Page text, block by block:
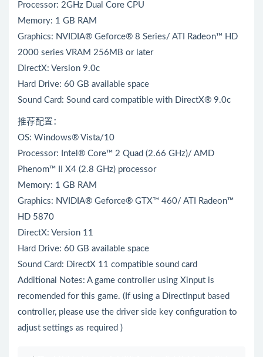
Processor: 2GHz Dual Core CPU
Memory: 1 GB RAM
Graphics: NVIDIA® Geforce® 8 Series/ ATI Radeon™ HD
2000 series VRAM 256MB or later
DirectX: Version 9.0c
Hard Drive: 60 GB available space
Sound Card: Sound card compatible with DirectX® 9.0c
推荐配置：
OS: Windows® Vista/10
Processor: Intel® Core™ 2 Quad (2.66 GHz)/ AMD
Phenom™ II X4 (2.8 GHz) processor
Memory: 1 GB RAM
Graphics: NVIDIA® Geforce® GTX™ 460/ ATI Radeon™
HD 5870
DirectX: Version 11
Hard Drive: 60 GB available space
Sound Card: DirectX 11 compatible sound card
Additional Notes: A game controller using Xinput is
recomended for this game. (If using a DirectInput based
controller, please use the driver side key configuration to
adjust settings as required )